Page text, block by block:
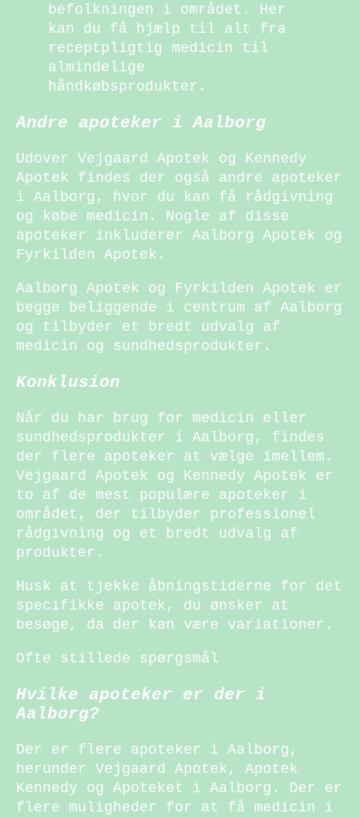
befolkningen i området. Her
kan du få hjælp til alt fra
receptpligtig medicin til
almindelige
håndkøbsprodukter.
Andre apoteker i Aalborg
Udover Vejgaard Apotek og Kennedy
Apotek findes der også andre apoteker
i Aalborg, hvor du kan få rådgivning
og købe medicin. Nogle af disse
apoteker inkluderer Aalborg Apotek og
Fyrkilden Apotek.
Aalborg Apotek og Fyrkilden Apotek er
begge beliggende i centrum af Aalborg
og tilbyder et bredt udvalg af
medicin og sundhedsprodukter.
Konklusion
Når du har brug for medicin eller
sundhedsprodukter i Aalborg, findes
der flere apoteker at vælge imellem.
Vejgaard Apotek og Kennedy Apotek er
to af de mest populære apoteker i
området, der tilbyder professionel
rådgivning og et bredt udvalg af
produkter.
Husk at tjekke åbningstiderne for det
specifikke apotek, du ønsker at
besøge, da der kan være variationer.
Ofte stillede spørgsmål
Hvilke apoteker er der i
Aalborg?
Der er flere apoteker i Aalborg,
herunder Vejgaard Apotek, Apotek
Kennedy og Apoteket i Aalborg. Der er
flere muligheder for at få medicin i